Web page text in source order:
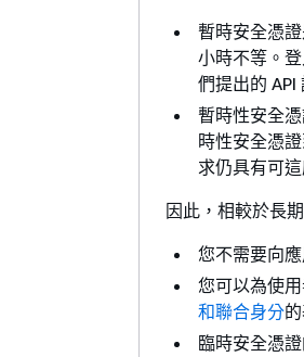
暫時安全憑證
小時不等。
們提出的 API
暫時性安全
時性安全憑
求仍具有可
因此，相較於長
您不需要向
您可以為使
和聯合身分
臨時安全憑